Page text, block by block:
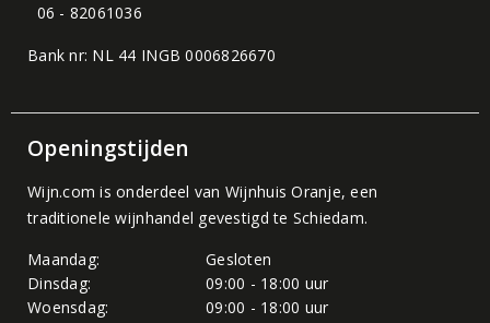
06 - 82061036
Bank nr: NL 44 INGB 0006826670
Openingstijden
Wijn.com is onderdeel van Wijnhuis Oranje, een
traditionele wijnhandel gevestigd te Schiedam.
Maandag:
Gesloten
Dinsdag:
09:00 - 18:00 uur
Woensdag:
09:00 - 18:00 uur